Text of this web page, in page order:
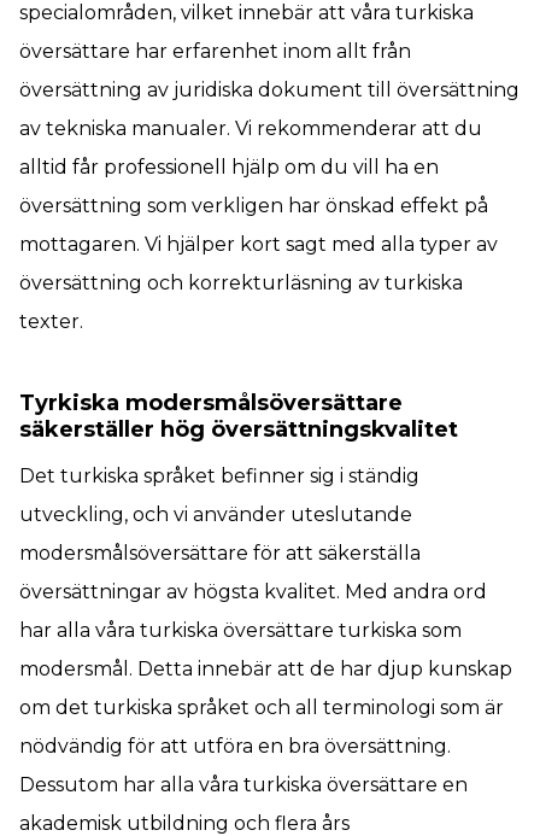
specialområden, vilket innebär att våra turkiska
översättare har erfarenhet inom allt från
översättning av juridiska dokument till översättning
av tekniska manualer. Vi rekommenderar att du
alltid får professionell hjälp om du vill ha en
översättning som verkligen har önskad effekt på
mottagaren. Vi hjälper kort sagt med alla typer av
översättning och korrekturläsning av turkiska
texter.
Tyrkiska modersmålsöversättare
säkerställer hög översättningskvalitet
Det turkiska språket befinner sig i ständig
utveckling, och vi använder uteslutande
modersmålsöversättare för att säkerställa
översättningar av högsta kvalitet. Med andra ord
har alla våra turkiska översättare turkiska som
modersmål. Detta innebär att de har djup kunskap
om det turkiska språket och all terminologi som är
nödvändig för att utföra en bra översättning.
Dessutom har alla våra turkiska översättare en
akademisk utbildning och flera års